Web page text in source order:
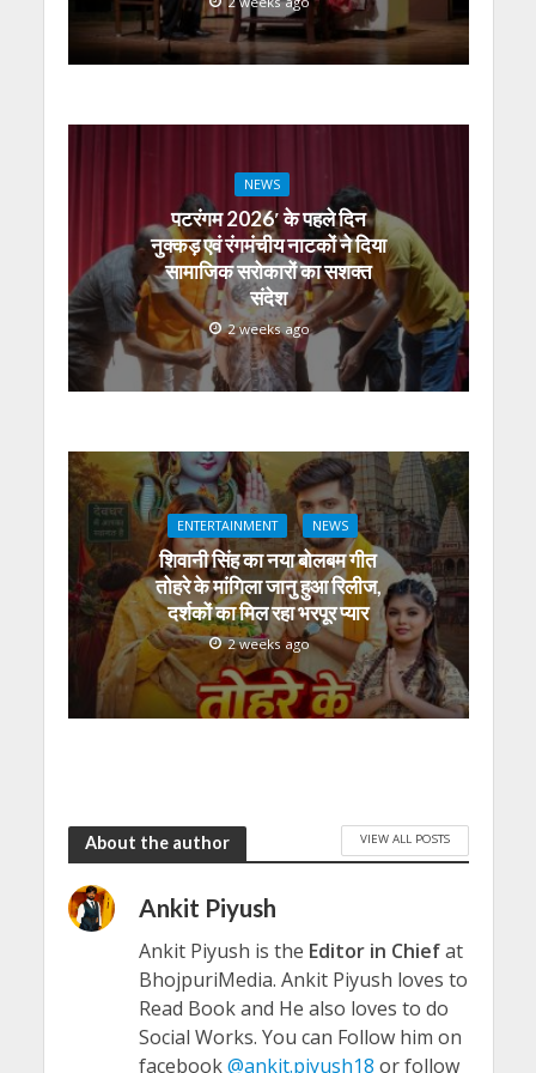
NEWS
पटरंगम 2026′ के पहले दिन
नुक्कड़ एवं रंगमंचीय नाटकों ने दिया
सामाजिक सरोकारों का सशक्त
संदेश
2 weeks ago
ENTERTAINMENT NEWS
शिवानी सिंह का नया बोलबम गीत
तोहरे के मांगिला जानु हुआ रिलीज,
दर्शकों का मिल रहा भरपूर प्यार
2 weeks ago
About the author VIEW ALL POSTS
Ankit Piyush
Ankit Piyush is the Editor in Chiefat
BhojpuriMedia. Ankit Piyush loves to
Read Book and He also loves to do
Social Works. You can Follow him on
facebook@ankit.piyush18 or follow